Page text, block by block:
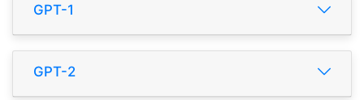
GPT-1
GPT-2